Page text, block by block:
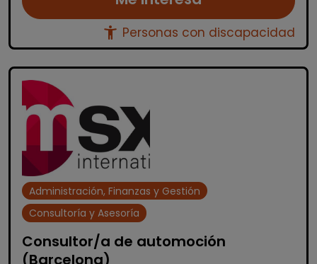
accessibility_new Personas con discapacidad
Administración, Finanzas y Gestión
Consultoría y Asesoría
Consultor/a de automoción
(Barcelona)